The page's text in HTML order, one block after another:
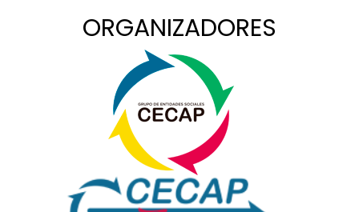
ORGANIZADORES